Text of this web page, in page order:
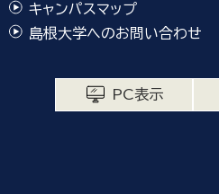
キャンパスマップ
島根大学へのお問い合わせ
PC表示